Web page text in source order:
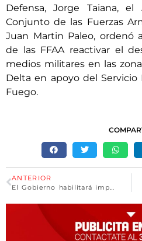
Defensa, Jorge Taiana,
Conjunto de las Fuerzas
Juan Martin Paleo, ordenó
de las FFAA reactivar el
medios militares en las
Delta en apoyo del
Fuego.
ANTERIOR